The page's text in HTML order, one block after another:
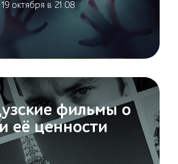
19 октября в 21:08
фильмы о
её ценности